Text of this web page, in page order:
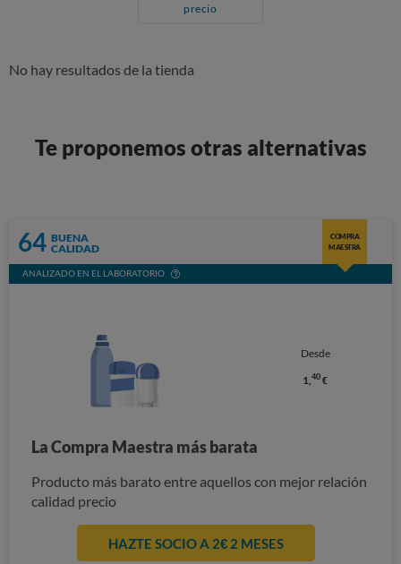
precio
No hay resultados de la tienda
Te proponemos otras alternativas
64 BUENA
CALIDAD
COMPRA
MAESTRA
ANALIZADO EN EL LABORATORIO
Desde
1,40 €
La Compra Maestra más barata
Producto más barato entre aquellos con mejor relación
calidad precio
HAZTE SOCIO A 2€ 2 MESES